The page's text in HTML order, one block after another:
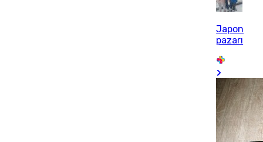
Japon
pazarı